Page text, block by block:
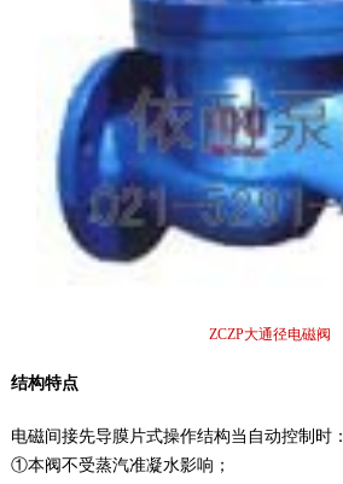
ZCZP大通径电磁阀
结构特点
电磁间接先导膜片式操作结构当自动控制时：
①本阀不受蒸汽准凝水影响；